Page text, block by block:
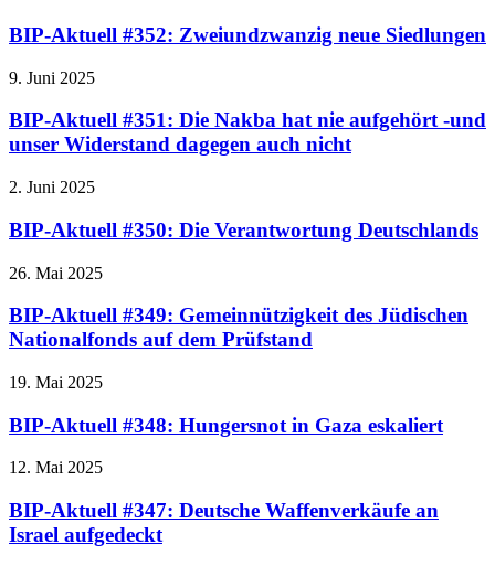
BIP-Aktuell #352: Zweiundzwanzig neue Siedlungen
9. Juni 2025
BIP-Aktuell #351: Die Nakba hat nie aufgehört -und
unser Widerstand dagegen auch nicht
2. Juni 2025
BIP-Aktuell #350: Die Verantwortung Deutschlands
26. Mai 2025
BIP-Aktuell #349: Gemeinnützigkeit des Jüdischen
Nationalfonds auf dem Prüfstand
19. Mai 2025
BIP-Aktuell #348: Hungersnot in Gaza eskaliert
12. Mai 2025
BIP-Aktuell #347: Deutsche Waffenverkäufe an
Israel aufgedeckt